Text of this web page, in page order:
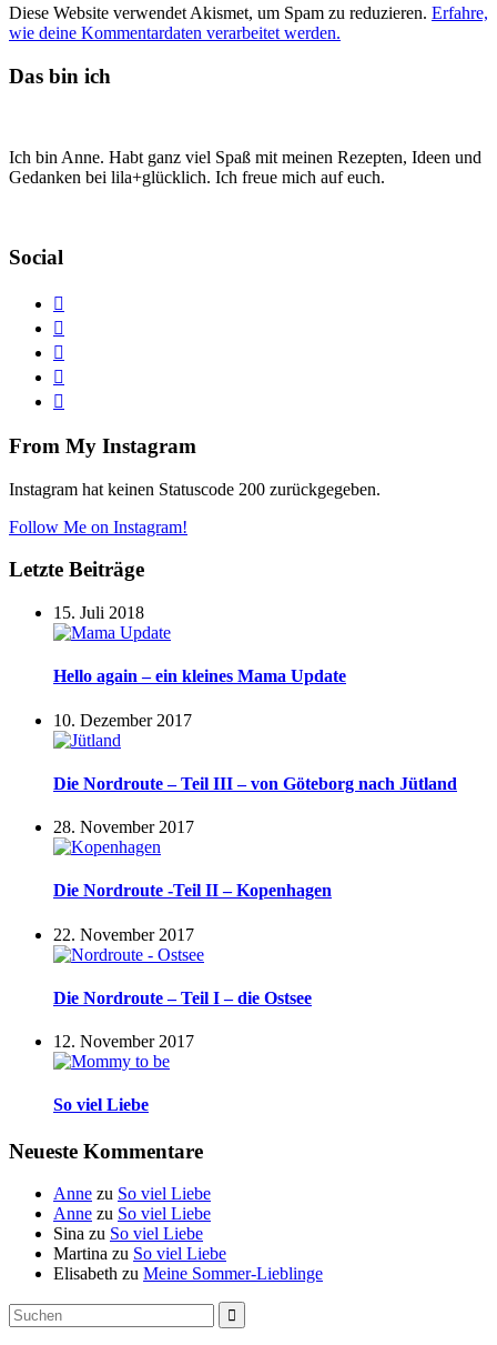
Diese Website verwendet Akismet, um Spam zu reduzieren. Erfahre,
wie deine Kommentardaten verarbeitet werden.
Das bin ich
Ich bin Anne. Habt ganz viel Spaß mit meinen Rezepten, Ideen und
Gedanken bei lila+glücklich. Ich freue mich auf euch.
Social
From My Instagram
Instagram hat keinen Statuscode 200 zurückgegeben.
Follow Me on Instagram!
Letzte Beiträge
15. Juli 2018
Hello again – ein kleines Mama Update
10. Dezember 2017
Die Nordroute – Teil III – von Göteborg nach Jütland
28. November 2017
Die Nordroute -Teil II – Kopenhagen
22. November 2017
Die Nordroute – Teil I – die Ostsee
12. November 2017
So viel Liebe
Neueste Kommentare
Anne zu So viel Liebe
Anne zu So viel Liebe
Sina zu So viel Liebe
Martina zu So viel Liebe
Elisabeth zu Meine Sommer-Lieblinge
Suche
nach: